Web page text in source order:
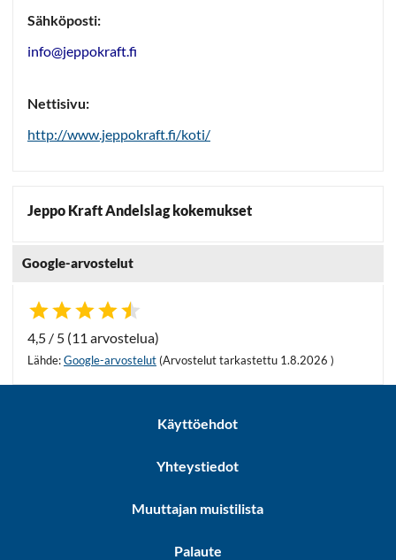
Sähköposti:
info@jeppokraft.fi
Nettisivu:
http://www.jeppokraft.fi/koti/
Jeppo Kraft Andelslag kokemukset
Google-arvostelut
4,5 / 5 (11 arvostelua)
Lähde:Google-arvostelut (Arvostelut tarkastettu 1.8.2026 )
Käyttöehdot
Yhteystiedot
Muuttajan muistilista
Palaute